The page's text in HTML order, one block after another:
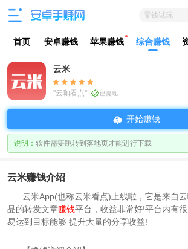
零钱试玩
首页 安卓赚钱 苹果赚钱 综合赚钱
云米
"云咖看点" 已提现
开始赚钱
说明： 软件需要跳转到落地页才能进行下载
云米赚钱介绍
云米App(也称云米看点)上线啦，它是来自
品的转发文章赚钱平台，收益非常好!平台内有
易达到目标能够 提升大量的分享收益!